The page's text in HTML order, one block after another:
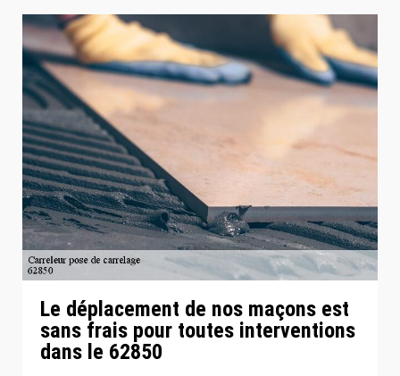
Le déplacement de nos maçons est
sans frais pour toutes interventions
dans le 62850